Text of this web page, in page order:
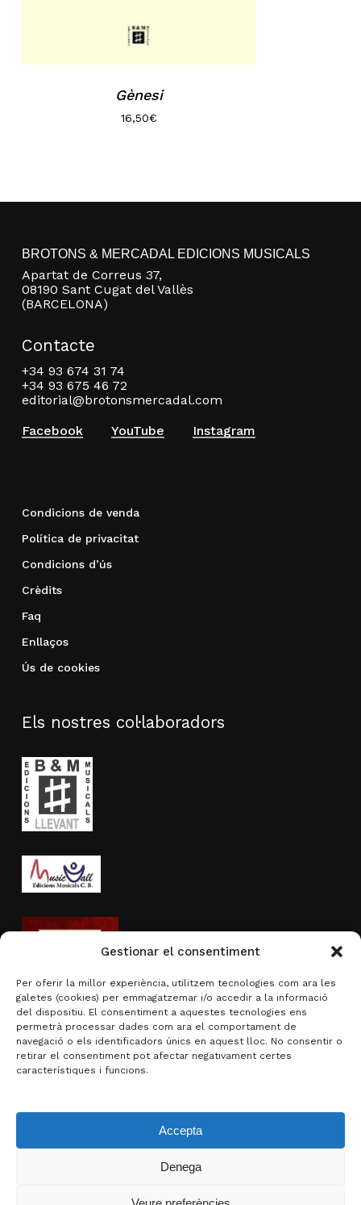
Gestionar el consentiment
Per oferir la millor experiència, utilitzem tecnologies com ara les
galetes (cookies) per emmagatzemar i/o accedir a la informació
del dispositiu. El consentiment a aquestes tecnologies ens
permetrà processar dades com ara el comportament de
navegació o els identificadors únics en aquest lloc. No consentir o
retirar el consentiment pot afectar negativament certes
característiques i funcions.
Accepta
Denega
Gènesi
16,50€
BROTONS & MERCADAL EDICIONS MUSICALS
Apartat de Correus 37,
08190 Sant Cugat del Vallès
(BARCELONA)
Contacte
+34 93 674 31 74
+34 93 675 46 72
editorial@brotonsmercadal.com
Facebook
YouTube Instagram
Condicions de venda
Política de privacitat
Condicions d’ús
Crèdits
Faq
Enllaços
Ús de cookies
Els nostres col·laboradors
Activitat subvencionada per